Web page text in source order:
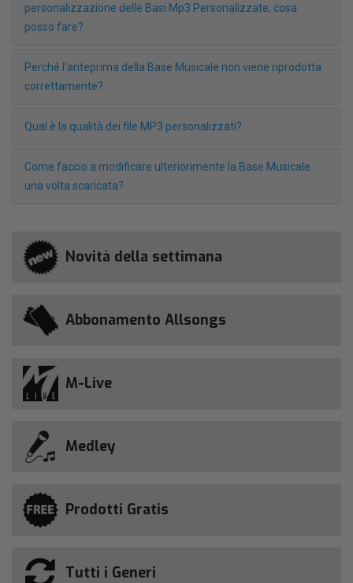
personalizzazione delle Basi Mp3 Personalizzate, cosa
posso fare?
Perché l'anteprima della Base Musicale non viene riprodotta
correttamente?
Qual è la qualità dei file MP3 personalizzati?
Come faccio a modificare ulteriorimente la Base Musicale
una volta scaricata?
Novità della settimana
Abbonamento Allsongs
M-Live
Medley
Prodotti Gratis
Tutti i Generi